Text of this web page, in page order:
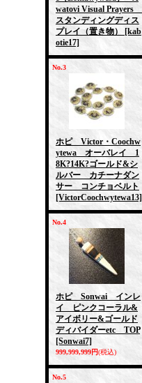
watovi Visual Prayers
スタンディングディス
プレイ（置き物）
[kab
otie17]
No.3
ホピ Victor・Coochw
ytewa オーバレイ 1
8K?14K?ゴールド&シ
ルバー カチーナダン
サー コンチョベルト
[VictorCoochwytewa13]
No.4
ホピ Sonwai インレ
イ ピンクコーラル&
アイボリー&ゴールド
ディバイダーetc TOP
[Sonwai7]
999,999,999円(税込)
No.5